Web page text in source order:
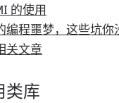
的使用
编程噩梦，这些坑
关文章
类库